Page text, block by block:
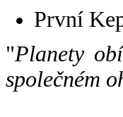
První
"Planety
společném